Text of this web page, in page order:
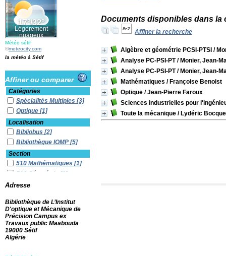
Documents disponibles dans la
Affiner la recherche
Algèbre et géométrie PCSI-PTSI /
Analyse PC-PSI-PT/ Monier, Jean-
Analyse PC-PSI-PT/ Monier, Jean-
Mathématiques / Françoise Benoist
Optique / Jean-Pierre Faroux
Sciences industrielles pour
Toute la mécanique / Lydéric
Météo sétif
©meteocity.com
la météo à Sétif
Affiner ou comparer
Catégories
Spécialités Multiples [3]
Optique [1]
Localisation
Bibliobus [2]
Bibliothèque IOMP [5]
Section
510 Mathématiques [1]
516 Géométrie [1]
535 Optique (lumière
paraphotiques)
Albums Enfants[2]
fond iomp[2]
Adresse
Bibliothèque de L’Institut
D'optique et Mécanique de
Précision Campus ex
Travaux public Maabouda
19000 Sétif
Algérie